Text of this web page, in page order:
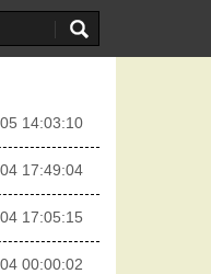
14:03:10
17:49:04
17:05:15
00:00:02